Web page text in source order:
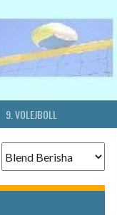
9. VOLEJBOLL